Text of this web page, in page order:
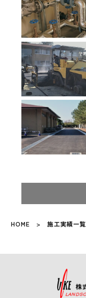
HOME >施工実績一覧